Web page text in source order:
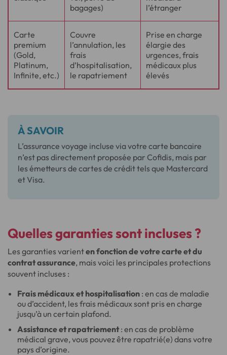
bagages)
l’étranger
Carte
premium
(Gold,
Platinum,
Infinite, etc.)
Couvre
l’annulation, les
frais
d’hospitalisation,
le rapatriement
Prise en charge
élargie des
urgences, frais
médicaux plus
élevés
À SAVOIR
L’assurance voyage incluse via votre carte bancaire
n’est pas directement proposée par Cofidis, mais par
les émetteurs de cartes de crédit tels que Mastercard
et Visa.
Quelles garanties sont incluses ?
Les garanties varienten fonction de votre carte et du
contrat assurance, mais voici les principales protections
souvent incluses :
Frais médicaux et hospitalisation : en cas de maladie
ou d’accident, les frais médicaux sont pris en charge
jusqu’à un certain plafond.
Assistance et rapatriement : en cas de problème
médical grave, vous pouvez être rapatrié(e) dans votre
pays d’origine.